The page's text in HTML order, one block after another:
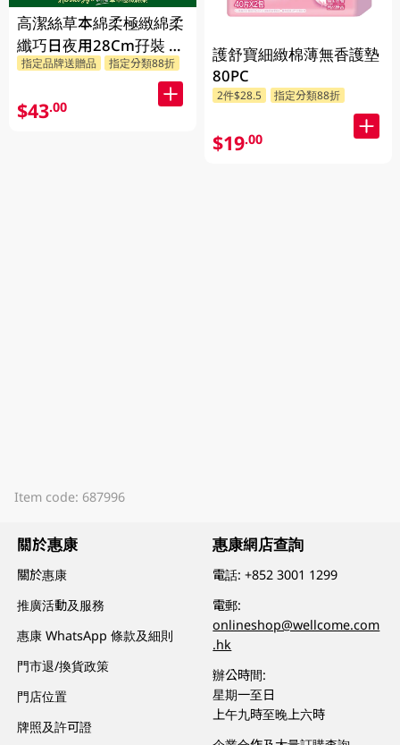
高潔絲草本綿柔極緻綿柔
纖巧日夜用28Cm孖裝 2
X 10PC
指定品牌送贈品 指定分類88折
$43.00
護舒寶細緻棉薄無香護墊
80PC
2件$28.5 指定分類88折
$19.00
Item code: 687996
關於惠康
關於惠康
推廣活動及服務
惠康 WhatsApp 條款及細則
門市退/換貨政策
門店位置
牌照及許可證
惠康網店查詢
電話:+852 3001 1299
電郵:
onlineshop@wellcome.com
.hk
辦公時間:
星期一至日
上午九時至晚上六時